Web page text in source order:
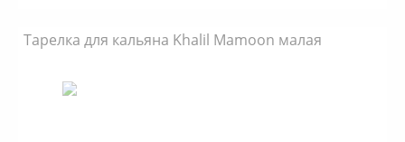
Тарелка для кальяна Khalil Mamoon малая